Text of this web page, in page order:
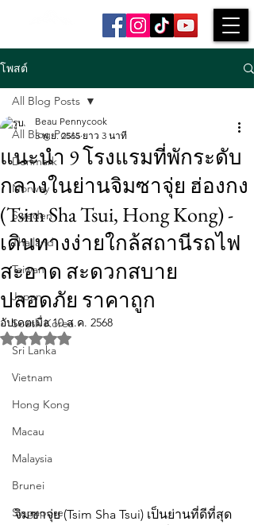
โพสต์
All Blog Posts
Denmark
Norway
Sweden
Thailand
Taiwan
Japan
South Korea
Sri Lanka
Vietnam
Hong Kong
Macau
Malaysia
Brunei
Singapore
All Blog Posts
แนะนำ 9 โรงแรมที่พักระดับ
กลางในย่านจิมซาจุ่ย ฮ่องกง
(Tsim Sha Tsui, Hong Kong) -
เดินทางง่ายใกล้สถานีรถไฟ
สะอาด สะดวกสบาย
ปลอดภัย ราคาถูก
Beau Pennycook
5 พ.ย. 2565 ยาว 3 นาที
อัปเดตเมื่อ10 ส.ค. 2568
ได้รับ NaN เต็ม 5 ดาว
จิมซาจุ่ย (Tsim Sha Tsui) เป็นย่านที่ดีที่สุด